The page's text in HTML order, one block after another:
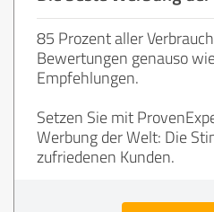
85 Prozent aller
Bewertungen genauso
Empfehlungen.
Setzen Sie mit
Werbung der Welt: Die
zufriedenen Kunden.